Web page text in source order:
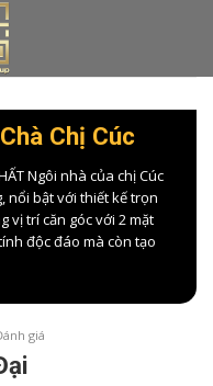
Chị Cúc
Ngôi nhà của chị Cúc
nổi bật với thiết kế trọn
vị trí căn góc với 2 mặt
độc đáo mà còn tạo
giá